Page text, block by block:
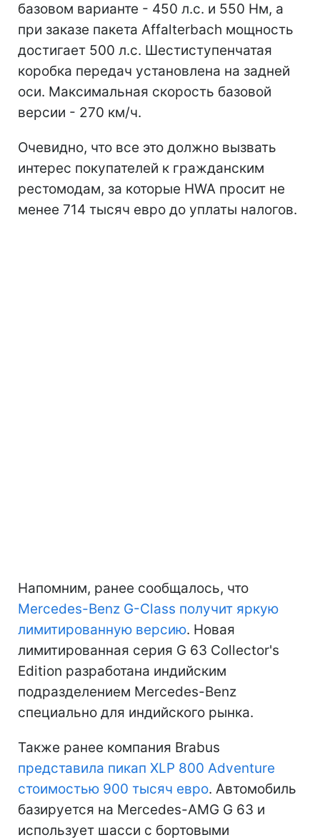
базовом варианте - 450 л.с. и 550 Нм, а
при заказе пакета Affalterbach мощность
достигает 500 л.с. Шестиступенчатая
коробка передач установлена на задней
оси. Максимальная скорость базовой
версии - 270 км/ч.
Очевидно, что все это должно вызвать
интерес покупателей к гражданским
рестомодам, за которые HWA просит не
менее 714 тысяч евро до уплаты налогов.
Напомним, ранее сообщалось, что
Mercedes-Benz G-Class получит яркую
лимитированную версию. Новая
лимитированная серия G 63 Collector's
Edition разработана индийским
подразделением Mercedes-Benz
специально для индийского рынка.
Также ранее компания Brabus
представила пикап XLP 800 Adventure
стоимостью 900 тысяч евро. Автомобиль
базируется на Mercedes-AMG G 63 и
использует шасси с бортовыми